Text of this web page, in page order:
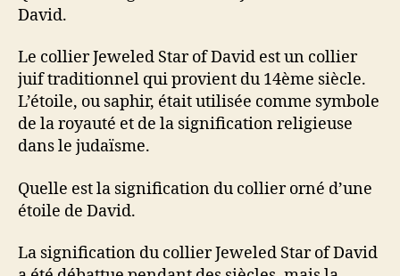
David.
Le collier Jeweled Star of David est un collier
juif traditionnel qui provient du 14ème siècle.
L’étoile, ou saphir, était utilisée comme symbole
de la royauté et de la signification religieuse
dans le judaïsme.
Quelle est la signification du collier orné d’une
étoile de David.
La signification du collier Jeweled Star of David